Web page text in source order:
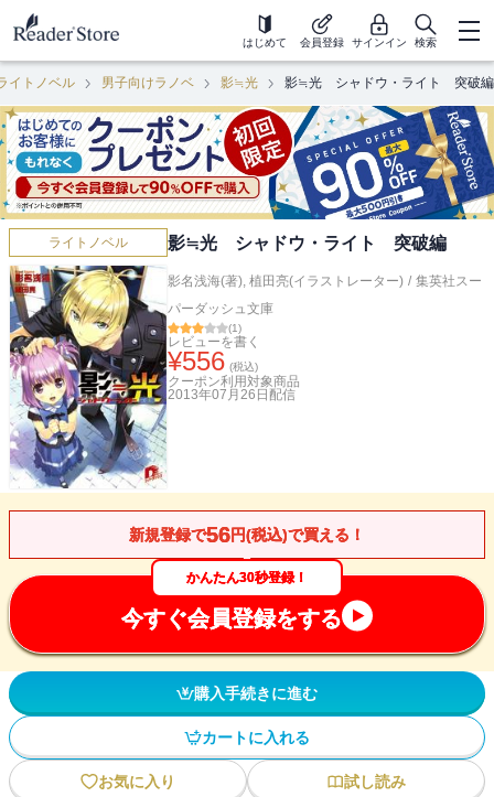
はじめて 会員登録 サインイン 検索
イトノベル 男子向けラノベ 影≒光 影≒光 シャドウ・ライト 突破編
ライトノベル 影≒光 シャドウ・ライト 突破編
影名浅海(著), 植田亮(イラストレーター) / 集英社スー
パーダッシュ文庫
(1)
レビューを書く
¥556 (税込)
クーポン利用対象商品
2013年07月26日 配信
新規登録で56円(税込)で買える！
かんたん30秒登録！
今すぐ会員登録をする
購入手続きに進む
カートに入れる
お気に入り
試し読み